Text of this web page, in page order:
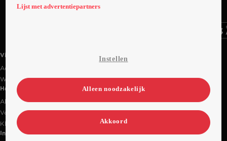
naar
Videoland
Actiecode
Werken bij RTL
Handige links
Alle films & series
Veelgestelde vragen
Klantenservice
Informatie
Lijst met advertentiepartners
Instellen
Alleen noodzakelijk
Akkoord